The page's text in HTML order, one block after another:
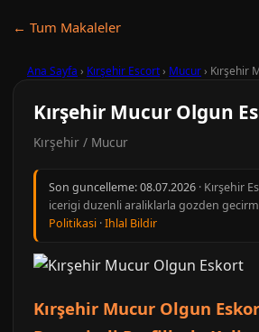
← Tum Makaleler
Ana Sayfa › Kırşehir Escort› Mucur› Kırşehir
Kırşehir Mucur Olgun
Kırşehir / Mucur
Son guncelleme:08.07.2026 · Kırşehir
icerigi duzenli araliklarla gozden
Politikasi ·Ihlal Bildir
Kırşehir Mucur Olgun